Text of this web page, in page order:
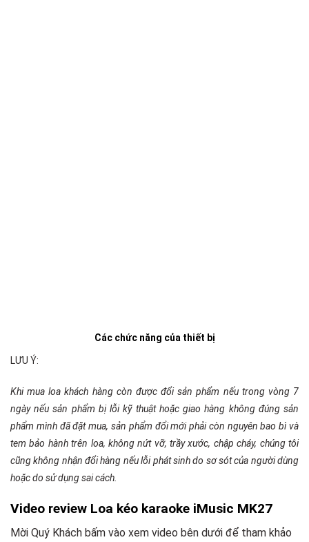
Các chức năng của thiết bị
LƯU Ý:
Khi mua loa khách hàng còn được đổi sản phẩm nếu trong vòng 7
ngày nếu sản phẩm bị lỗi kỹ thuật hoặc giao hàng không đúng sản
phẩm mình đã đặt mua, sản phẩm đổi mới phải còn nguyên bao bì và
tem bảo hành trên loa, không nứt vỡ, trầy xước, chập cháy, chúng tôi
cũng không nhận đổi hàng nếu lỗi phát sinh do sơ sót của người dùng
hoặc do sử dụng sai cách.
Video review Loa kéo karaoke iMusic MK27
Mời Quý Khách bấm vào xem video bên dưới để tham khảo